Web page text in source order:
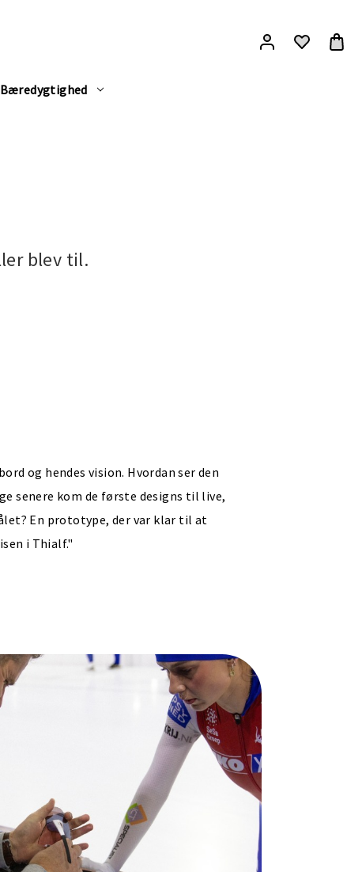
Bæredygtighed
blev til.
og hendes vision. Hvordan ser den
senere kom de første designs til live,
En prototype, der var klar til at
i Thialf."